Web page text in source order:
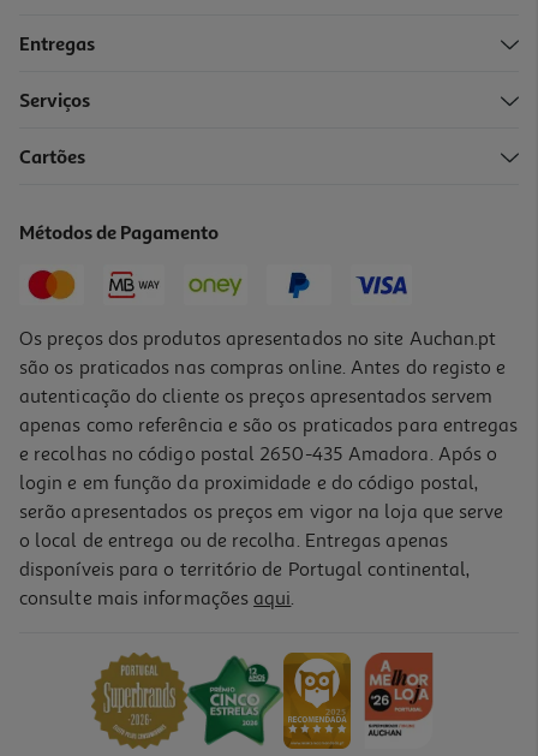
-10%
20,90 € PVP de editor
-10%
Livro Stitch E O Samurai - 1
PVP de editor
10,71 €
Entregas
Serviços
Cartões
Métodos de Pagamento
Os preços dos produtos apresentados no site Auchan.pt
são os praticados nas compras online. Antes do registo e
autenticação do cliente os preços apresentados servem
apenas como referência e são os praticados para entregas
e recolhas no código postal 2650-435 Amadora. Após o
login e em função da proximidade e do código postal,
serão apresentados os preços em vigor na loja que serve
o local de entrega ou de recolha. Entregas apenas
disponíveis para o território de Portugal continental,
consulte mais informações aqui.